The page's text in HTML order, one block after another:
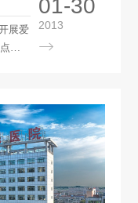
展爱
患儿
员还
谢！
不停
护人
，7
01-30
2013